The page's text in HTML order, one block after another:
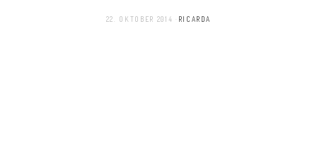
22. OKTOBER 2014 RICARDA